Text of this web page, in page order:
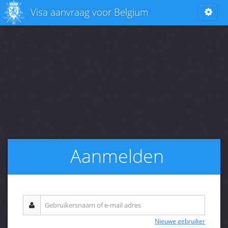
Visa aanvraag voor Belgium
Aanmelden
Nieuwe gebruiker